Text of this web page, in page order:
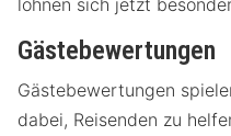
Gästebewertungen
Gästebewertungen
dabei, Reisenden zu